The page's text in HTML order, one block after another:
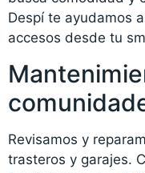
Despí te ayudamos
accesos desde tu
Revisamos y
trasteros y garajes.